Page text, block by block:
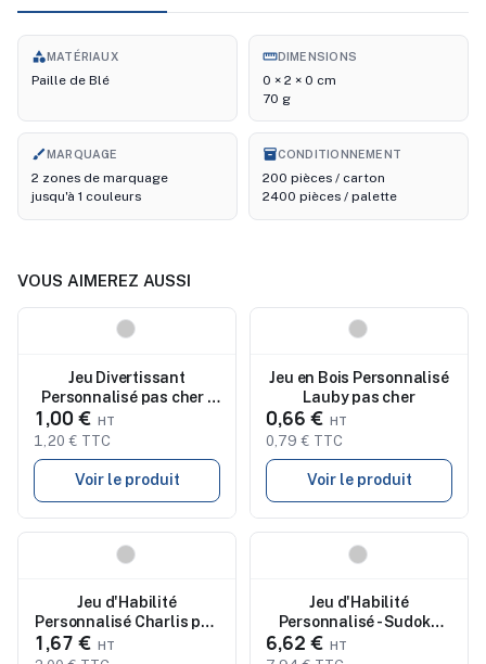
categoryMATÉRIAUX
Paille de Blé
straightenDIMENSIONS
0 × 2 × 0 cm
70 g
brushMARQUAGE
2 zones de marquage
jusqu'à 1 couleurs
inventory_2
CONDITIONNEMENT
200 pièces / carton
2400 pièces / palette
VOUS AIMEREZ AUSSI
Jeu Divertissant
Personnalisé pas cher -
Mirman
1,00 €
1,20 € TTC
Voir le produit
Jeu en Bois Personnalisé
Lauby pas cher
0,66 €
0,79 € TTC
Voir le produit
Jeu d'Habilité
Personnalisé Charlis pas
cher
1,67 €
Jeu d'Habilité
Personnalisé - Sudoku
pas cher
6,62 €